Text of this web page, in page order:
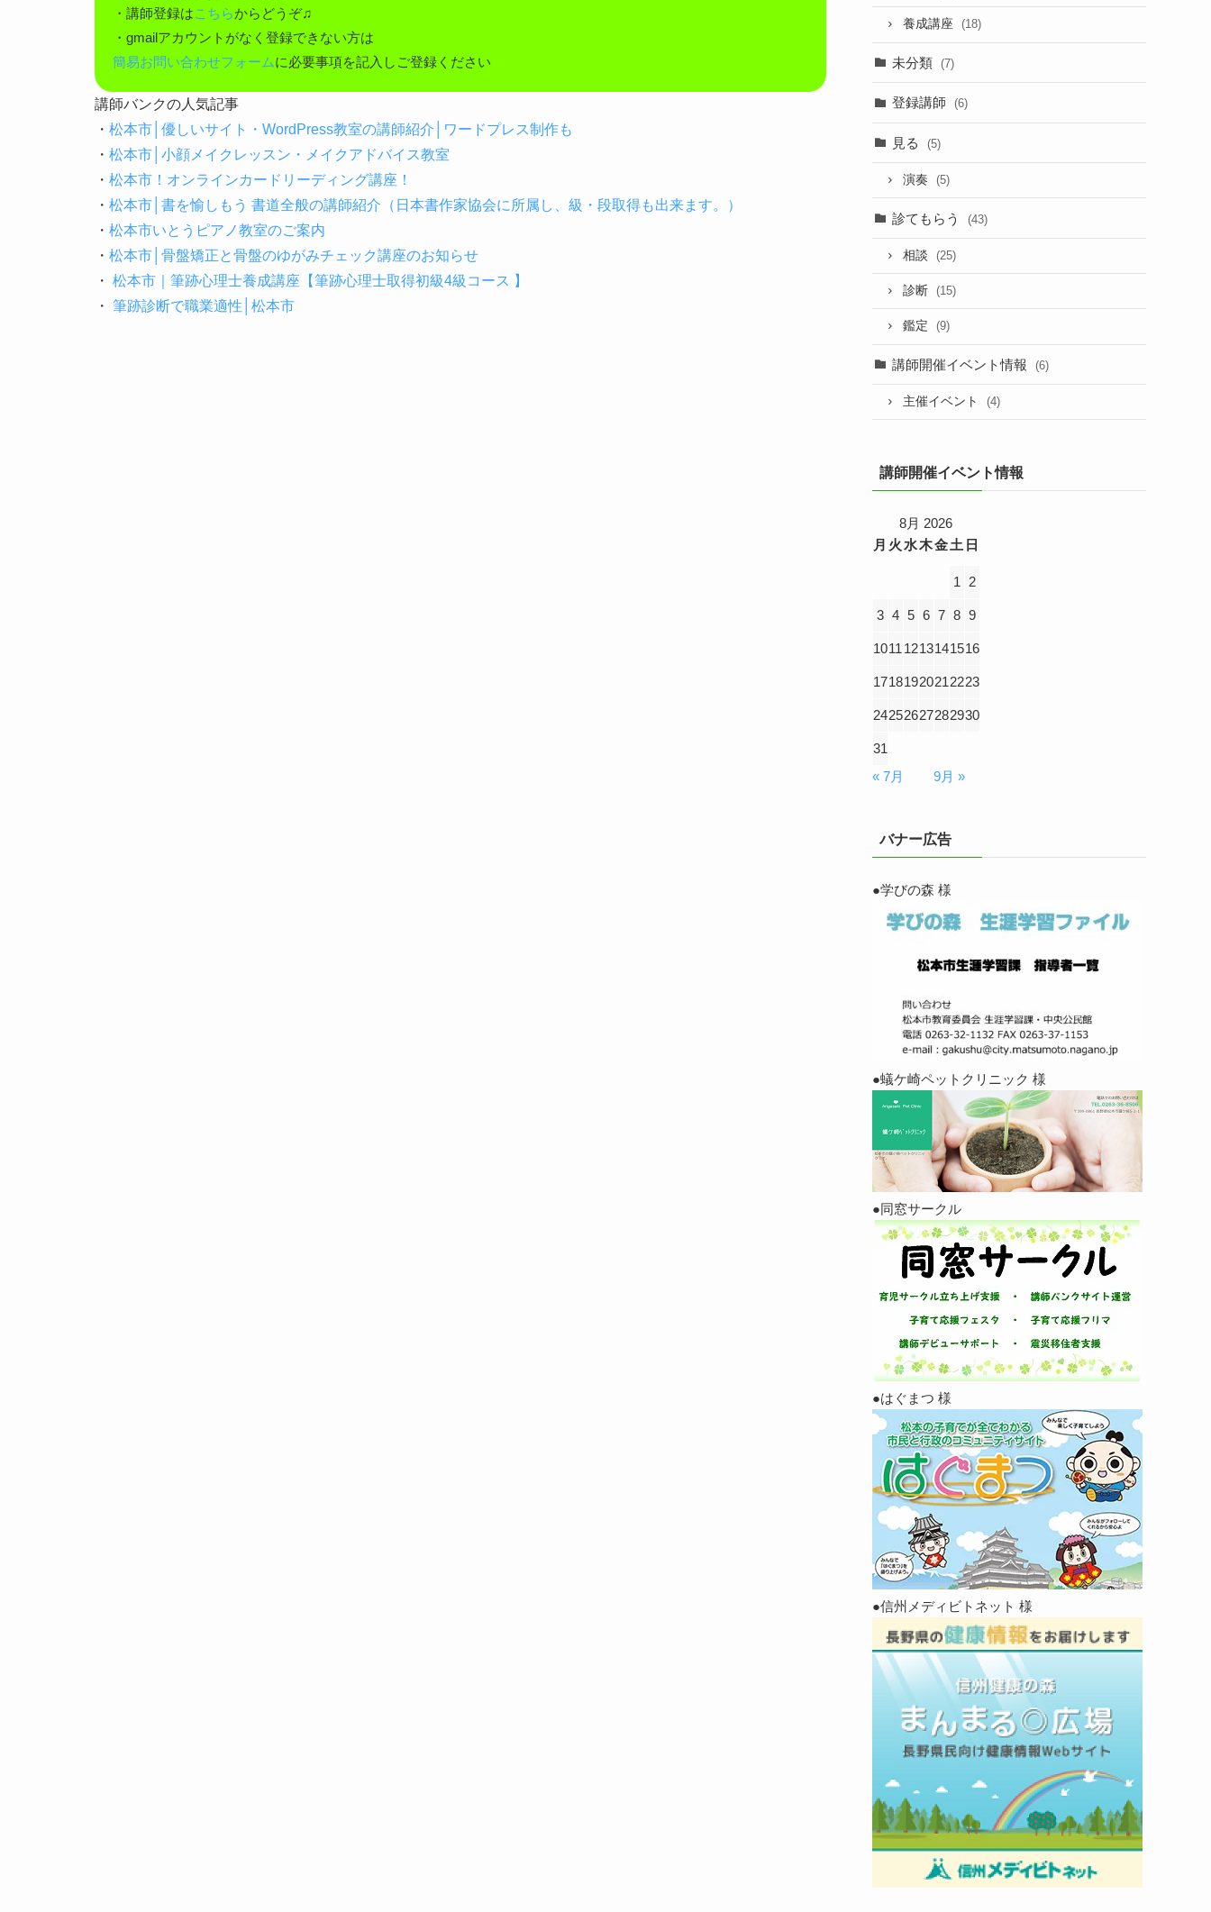
・講師登録はこちらからどうぞ♫
・gmailアカウントがなく登録できない方は
簡易お問い合わせフォームに必要事項を記入しご登録ください
講師バンクの人気記事
・松本市│優しいサイト・WordPress教室の講師紹介│ワードプレス制作も
・松本市│小顔メイクレッスン・メイクアドバイス教室
・松本市！オンラインカードリーディング講座！
・松本市│書を愉しもう 書道全般の講師紹介（日本書作家協会に所属し、級・段取得も出来ます。）
・松本市いとうピアノ教室のご案内
・松本市│骨盤矯正と骨盤のゆがみチェック講座のお知らせ
・ 松本市｜筆跡心理士養成講座【筆跡心理士取得初級4級コース 】
・ 筆跡診断で職業適性│松本市
養成講座 (18)
未分類 (7)
登録講師 (6)
見る (5)
演奏 (5)
診てもらう (43)
相談 (25)
診断 (15)
鑑定 (9)
講師開催イベント情報 (6)
主催イベント (4)
講師開催イベント情報
8月 2026
月 火 水木金土 日
1 2
3 4 5 6 7 8 9
1011 1213141516
17181920212223
24252627282930
31
« 7月
9月 »
バナー広告
●学びの森 様
●蟻ケ崎ペットクリニック 様
●同窓サークル
●はぐまつ 様
●信州メディビトネット 様